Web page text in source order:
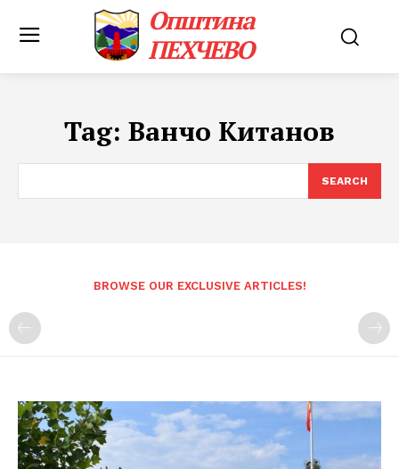
Општина
ПЕХЧЕВО
Tag: Ванчо Китанов
SEARCH
BROWSE OUR EXCLUSIVE ARTICLES!